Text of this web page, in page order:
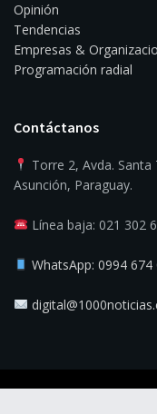
Opinión
Tendencias
Empresas &
Programación radial
Contáctanos
Torre 2, Avda.
Asunción, Paraguay.
Línea baja: 021 302
WhatsApp: 0994 674